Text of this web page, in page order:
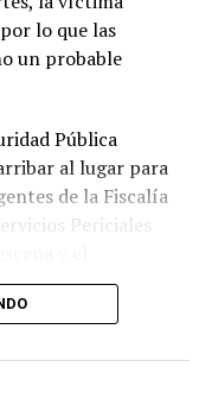
lo que las
un probable
Pública
al lugar para
de la Fiscalía
Periciales
con las
del crimen y dar